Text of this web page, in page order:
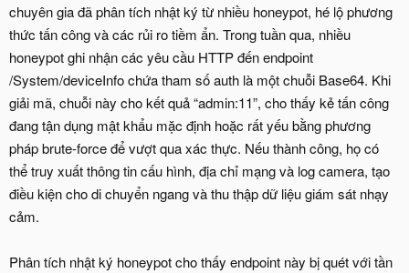
chuyên gia đã phân tích nhật ký từ nhiều honeypot, hé lộ phương
thức tấn công và các rủi ro tiềm ẩn. Trong tuần qua, nhiều
honeypot ghi nhận các yêu cầu HTTP đến endpoint
/System/deviceInfo chứa tham số auth là một chuỗi Base64. Khi
giải mã, chuỗi này cho kết quả “admin:11”, cho thấy kẻ tấn công
đang tận dụng mật khẩu mặc định hoặc rất yếu bằng phương
pháp brute-force để vượt qua xác thực. Nếu thành công, họ có
thể truy xuất thông tin cấu hình, địa chỉ mạng và log camera, tạo
điều kiện cho di chuyển ngang và thu thập dữ liệu giám sát nhạy
cảm.
Phân tích nhật ký honeypot cho thấy endpoint này bị quét với tần